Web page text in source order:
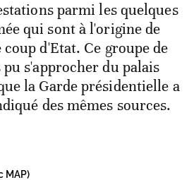
parmi les quelques
qui sont à l'origine de
d'Etat. Ce groupe de
s'approcher du palais
la Garde présidentielle a
des mêmes sources.
MAP)